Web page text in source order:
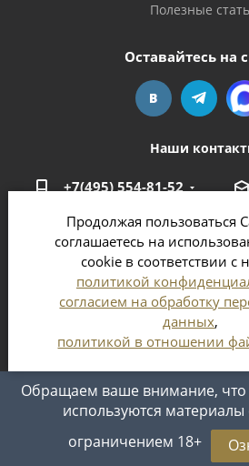
Продолжая пользоваться
соглашаетесь на
cookie в соответствии с
политикой
согласием на обработку
данных,
политикой в отношении
Обращаем ваше внимание, что
используются
ограничением 18+
Полезные
Оставайтесь на
Наши
+7(495) 554-81-52
Московская
г.
ул.